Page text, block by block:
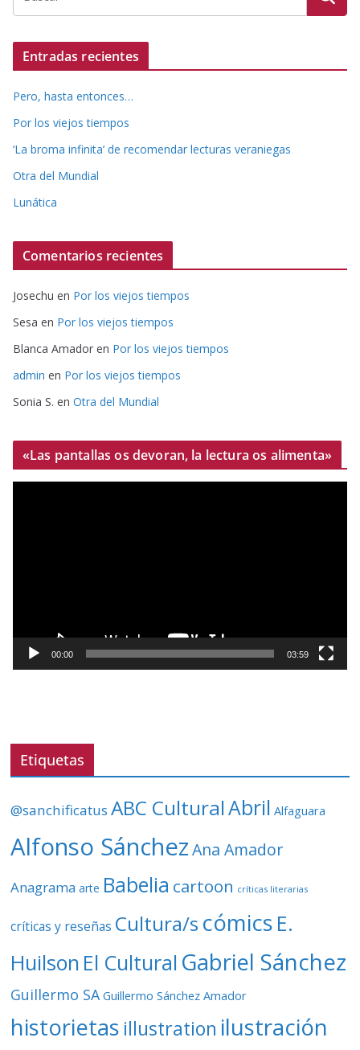
Entradas recientes
Pero, hasta entonces…
Por los viejos tiempos
‘La broma infinita’ de recomendar lecturas veraniegas
Otra del Mundial
Lunática
Comentarios recientes
Josechu en Por los viejos tiempos
Sesa en Por los viejos tiempos
Blanca Amador en Por los viejos tiempos
admin en Por los viejos tiempos
Sonia S. en Otra del Mundial
«Las pantallas os devoran, la lectura os alimenta»
o
í
e
00:00 03:59
Etiquetas
@sanchificatus ABC CulturalAbril Alfaguara
Alfonso Sánchez Ana Amador
Anagrama arte Babelia cartoon críticas literarias
críticas y reseñas Cultura/s cómics E.
Huilson El Cultural Gabriel Sánchez
Guillermo SA Guillermo Sánchez Amador
historietas illustration ilustración